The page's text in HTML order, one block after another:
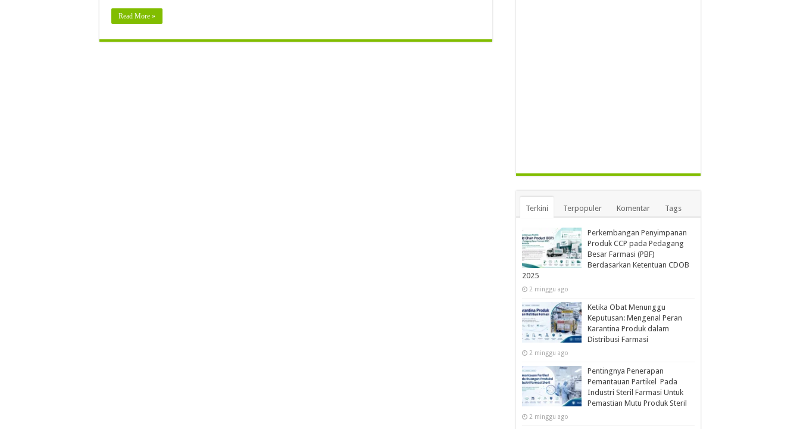
Read More »
Terkini Terpopuler Komentar Tags
Perkembangan Penyimpanan
Produk CCP pada Pedagang
Besar Farmasi (PBF)
Berdasarkan Ketentuan CDOB
2025
2 minggu ago
Ketika Obat Menunggu
Keputusan: Mengenal Peran
Karantina Produk dalam
Distribusi Farmasi
2 minggu ago
Pentingnya Penerapan
Pemantauan Partikel Pada
Industri Steril Farmasi Untuk
Pemastian Mutu Produk Steril
2 minggu ago